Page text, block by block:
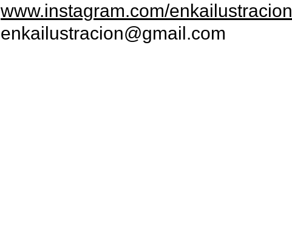
www.instagram.com/enkailustracion
enkailustracion@gmail.com